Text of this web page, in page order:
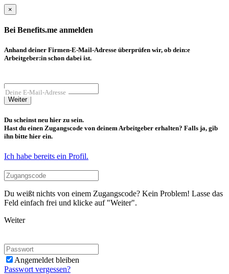
×
Bei Benefits.me anmelden
Anhand deiner Firmen-E-Mail-Adresse überprüfen wir, ob dein:e
Arbeitgeber:in schon dabei ist.
Deine E-Mail-Adresse
Weiter
Du scheinst neu hier zu sein.
Hast du einen Zugangscode von deinem Arbeitgeber erhalten? Falls ja, gib
ihn bitte hier ein.
Ich habe bereits ein Profil.
Du weißt nichts von einem Zugangscode? Kein Problem! Lasse das
Feld einfach frei und klicke auf "Weiter".
Weiter
Angemeldet bleiben
Passwort vergessen?